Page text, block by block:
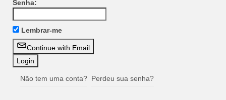
Senha:
Lembrar-me
Continue with Email
Não tem uma conta? Perdeu sua senha?